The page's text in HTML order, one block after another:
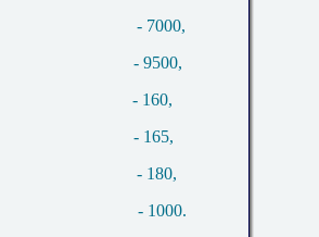
- 7000,
- 9500,
- 160,
- 165,
- 180,
- 1000.